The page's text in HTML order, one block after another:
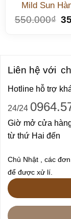
Mild Sun
550.000₫
Liên hệ với
Hotline hỗ trợ
24/24
Giờ mở cửa
từ thứ Hai đến
Chủ Nhật , các
để được xử lí.